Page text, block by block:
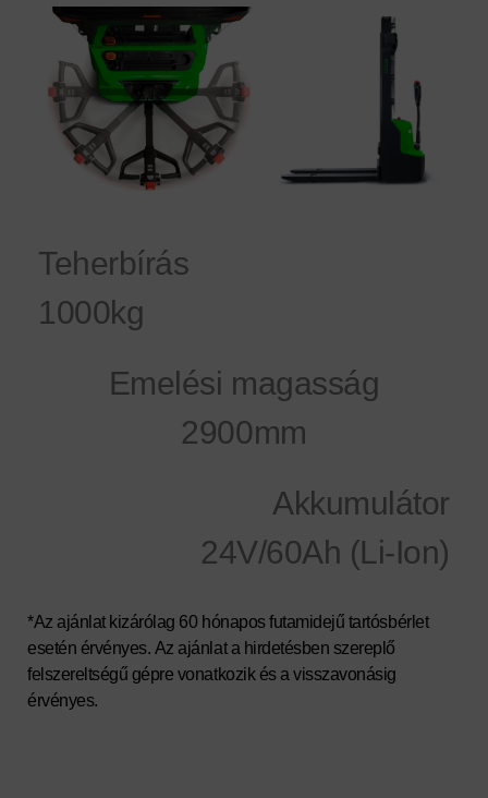
királynője
Teherbírás
1000kg
Emelési magasság
2900mm
Akkumulátor
24V/60Ah (Li-Ion)
*Az ajánlat kizárólag 60 hónapos futamidejű tartósbérlet
esetén érvényes. Az ajánlat a hirdetésben szereplő
felszereltségű gépre vonatkozik és a visszavonásig
érvényes.